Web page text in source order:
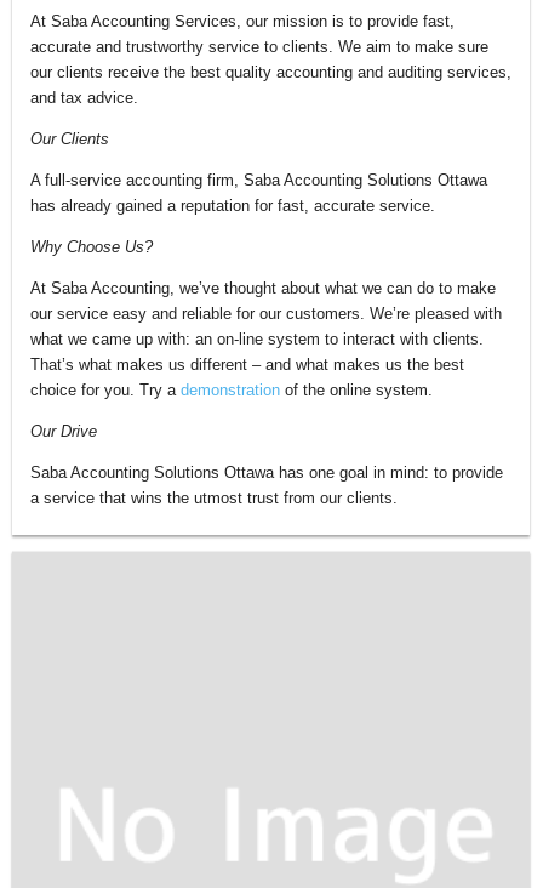
At Saba Accounting Services, our mission is to provide fast,
accurate and trustworthy service to clients. We aim to make sure
our clients receive the best quality accounting and auditing services,
and tax advice.
Our Clients
A full-service accounting firm, Saba Accounting Solutions Ottawa
has already gained a reputation for fast, accurate service.
Why Choose Us?
At Saba Accounting, we’ve thought about what we can do to make
our service easy and reliable for our customers. We’re pleased with
what we came up with: an on-line system to interact with clients.
That’s what makes us different – and what makes us the best
choice for you. Try a demonstration of the online system.
Our Drive
Saba Accounting Solutions Ottawa has one goal in mind: to provide
a service that wins the utmost trust from our clients.